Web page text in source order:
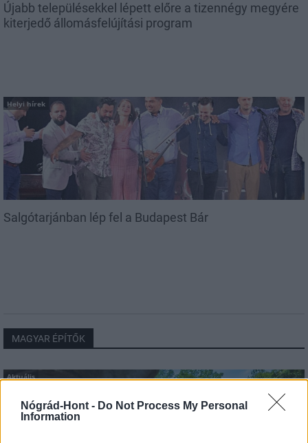
Nógrád-Hont - Do Not Process My Personal
Information
Újabb településekkel lépett előre a tizennégy megyére
kiterjedő állomásfelújítási program
Helyi hírek
Salgótarjánban lép fel a Budapest Bár
MAGYAR ÉPÍTŐK
Aktuális